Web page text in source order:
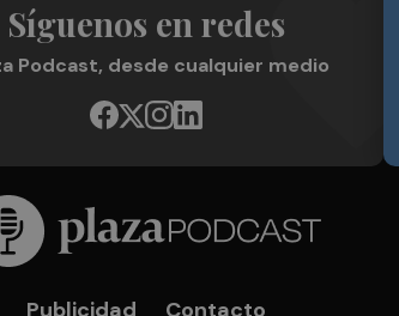
Síguenos en redes
Podcast, desde cualquier medio
Publicidad Contacto